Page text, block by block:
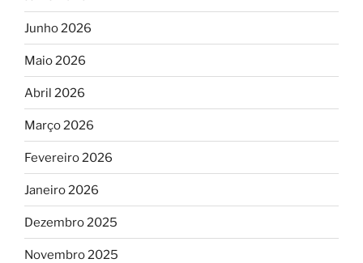
Junho 2026
Maio 2026
Abril 2026
Março 2026
Fevereiro 2026
Janeiro 2026
Dezembro 2025
Novembro 2025